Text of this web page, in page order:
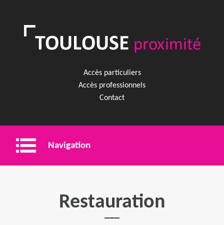
Accès particuliers
Accès professionnels
Contact
Navigation
Restauration